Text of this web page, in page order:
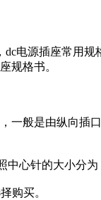
源插座常用规
规格书。
般是由纵向插
针的大小分为
购买。